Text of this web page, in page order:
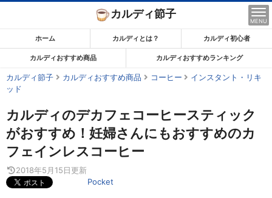
ン
ま
ス
キ
ッ
す
る
カルディ節子
MENU
ホーム カルディとは？ カルディ初心者
カルディおすすめ商品 カルディおすすめランキング
カルディ節子 カルディおすすめ商品 コーヒー
インスタント・リキ
ッド
カルディのデカフェコーヒースティック
がおすすめ！妊婦さんにもおすすめのカ
フェインレスコーヒー
2018年5月15日更新
Pocket